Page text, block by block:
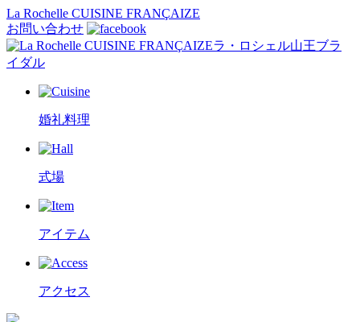
La Rochelle CUISINE FRANÇAIZE
お問い合わせ
ラ・ロシェル山王ブラ
イダル
婚礼料理
式場
アイテム
アクセス